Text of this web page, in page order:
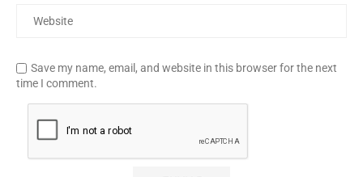
Save my name, email, and website in this browser for the next
time I comment.